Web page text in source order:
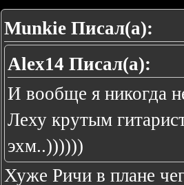
Munkie Писал(а):
Alex14 Писал(а):
И вообще я никогда
Леху крутым
эхм..))))))
Хуже Ричи в плане